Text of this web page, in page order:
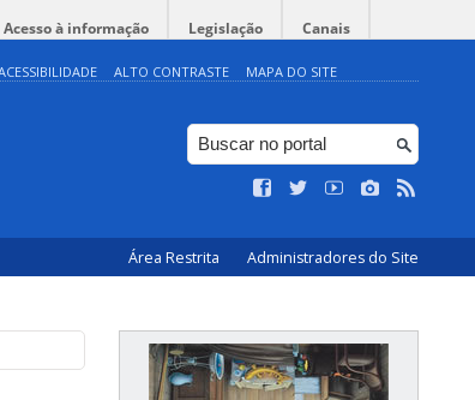
Acesso à informação Legislação Canais
ALTO CONTRASTE MAPA DO SITE
Área Restrita Administradores do Site